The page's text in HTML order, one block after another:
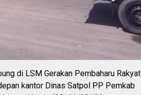
di LSM Gerakan Pembaharu Rakyat
kantor Dinas Satpol PP Pemkab